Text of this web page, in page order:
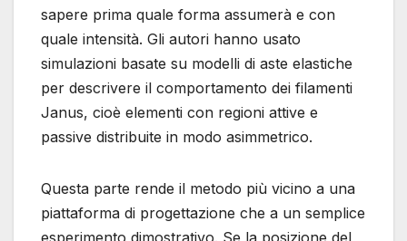
sapere prima quale forma assumerà e con
quale intensità. Gli autori hanno usato
simulazioni basate su modelli di aste elastiche
per descrivere il comportamento dei filamenti
Janus, cioè elementi con regioni attive e
passive distribuite in modo asimmetrico.
Questa parte rende il metodo più vicino a una
piattaforma di progettazione che a un semplice
esperimento dimostrativo. Se la posizione del